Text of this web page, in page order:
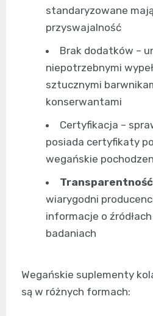
standaryzowane
przyswajalność
Brak dodatków –
niepotrzebnymi
sztucznymi
konserwantami
Certyfikacja –
posiada certyfikaty
wegańskie
wiarygodni
informacje o
badaniach
Wegańskie suplementy
są w różnych formach: